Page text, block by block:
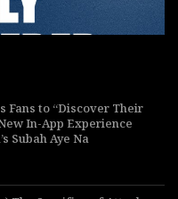
to “Discover Their
In-App Experience
Subah Aye Na